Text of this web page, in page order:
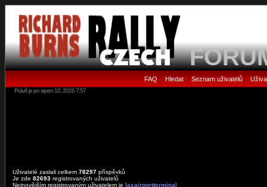
FAQ • Hledat• Seznam uživatelů•
Právě je po srpen 10, 2026 7:57
Uživatelé zaslali celkem 78297 příspěvků
Je zde 82693 registrovaných uživatelů
Nejnovějším registrovaným uživatelem je laxairportterminal